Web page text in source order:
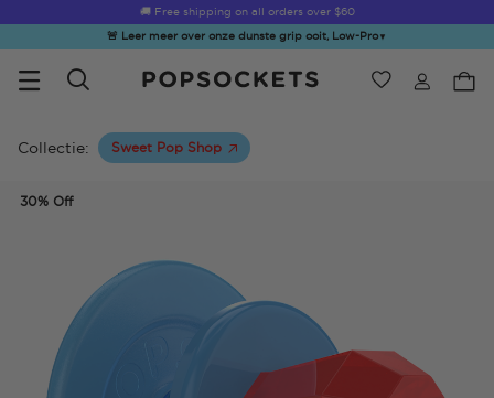
🚚 Free shipping on all orders over $60
Summer Sendoff Sale
🚨 Leer meer over onze dunste grip ooit, Low-Pro▼
Verlanglijst
Morning
Collectie: Sweet Pop Shop
30% Off